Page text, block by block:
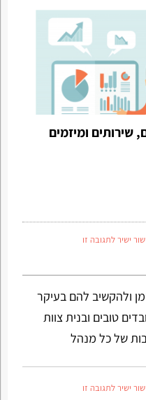
שירותים ומיזמים
ישיר לתגובה זו
ולהקשיב להם בעיקר
טובים ובנית צוות
של כל מנהל
ישיר לתגובה זו